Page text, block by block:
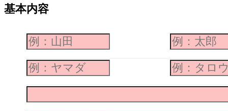
基本内容